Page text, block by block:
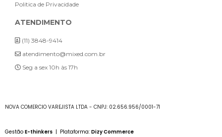
Politica de Privacidade
ATENDIMENTO
(11) 3848-9414
atendimento@mixed.com.br
Seg a sex 10h às 17h
NOVA COMERCIO VAREJISTA LTDA - CNPJ: 02.656.956/0001-71
Gestão E-thinkers | Plataforma: Dizy Commerce